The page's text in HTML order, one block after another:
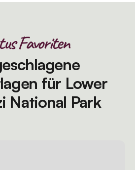
Favoriten
für Lower
National Park